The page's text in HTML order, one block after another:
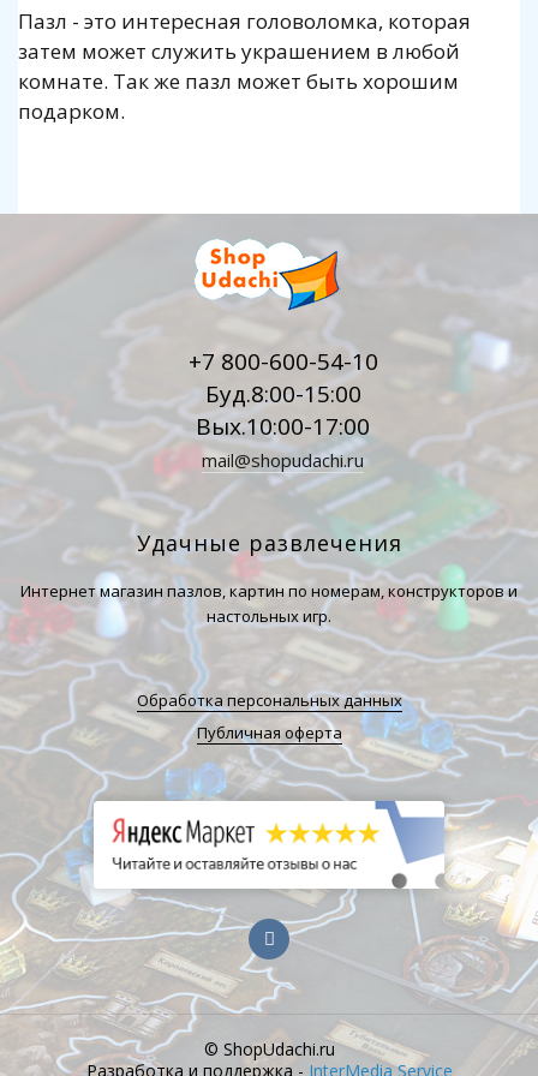
Пазл - это интересная головоломка, которая
затем может служить украшением в любой
комнате. Так же пазл может быть хорошим
подарком.
+7 800-600-54-10
Буд.8:00-15:00
Вых.10:00-17:00
mail@shopudachi.ru
Удачные развлечения
Интернет магазин пазлов, картин по номерам, конструкторов и
настольных игр.
Обработка персональных данных
Публичная оферта
© ShopUdachi.ru
Разработка и поддержка - InterMedia Service